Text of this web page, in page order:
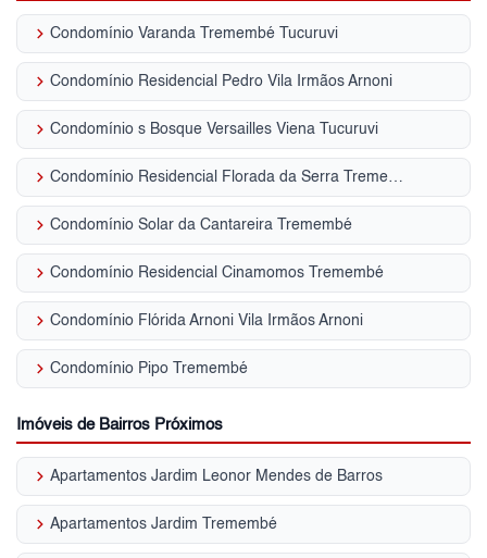
keyboard_arrow_right Condomínio Varanda Tremembé Tucuruvi
keyboard_arrow_right Condomínio Residencial Pedro Vila Irmãos Arnoni
keyboard_arrow_right Condomínio s Bosque Versailles Viena Tucuruvi
keyboard_arrow_right Condomínio Residencial Florada da Serra Tremembé
keyboard_arrow_right Condomínio Solar da Cantareira Tremembé
keyboard_arrow_right Condomínio Residencial Cinamomos Tremembé
keyboard_arrow_right Condomínio Flórida Arnoni Vila Irmãos Arnoni
keyboard_arrow_right Condomínio Pipo Tremembé
Imóveis de Bairros Próximos
keyboard_arrow_right Apartamentos Jardim Leonor Mendes de Barros
keyboard_arrow_right Apartamentos Jardim Tremembé